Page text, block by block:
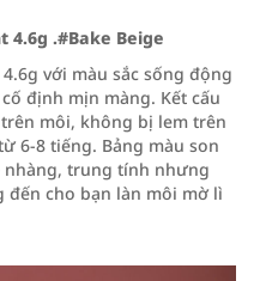
4.6g .#Bake Beige
với màu sắc sống động
định mịn màng. Kết cấu
môi, không bị lem trên
6-8 tiếng. Bảng màu son
trung tính nhưng
đến cho bạn làn môi mờ lì